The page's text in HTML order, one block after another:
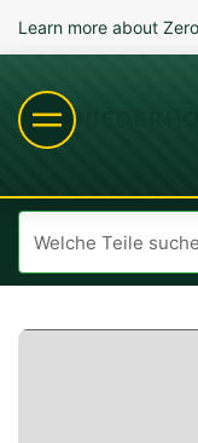
Learn more about